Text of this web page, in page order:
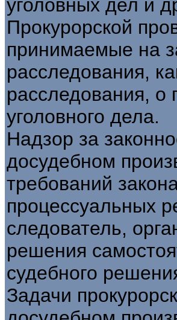
уголовных дел и
Прокурорской
принимаемые на
расследования,
расследования, о
уголовного дела.
Надзор за
досудебном
требований
процессуальных
следователь,
решения
судебного
Задачи